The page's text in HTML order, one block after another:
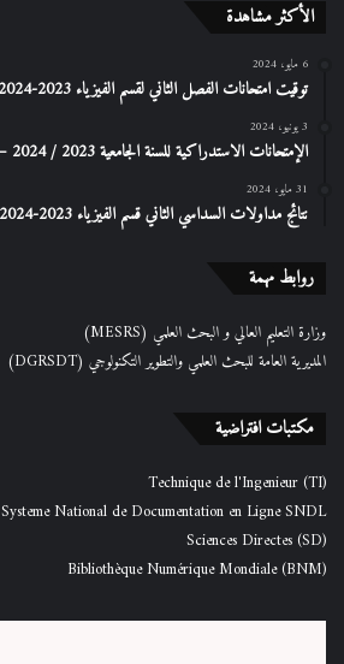
الأكثر مشاهدة
6 مايو، 2024
توقيت امتحانات الفصل الثاني لقسم الفيزياء 2023-2024
3 يونيو، 2024
الإمتحانات الاستدراكیة للسنة الجامعیة 2023 / 2024 – شعبة الكیمیـــــاء
31 مايو، 2024
نتائج مداولات السداسي الثاني قسم الفيزياء 2023-2024
روابط مهمة
وزارة التعليم العالي و البحث العلمي (MESRS)
المديرية العامة للبحث العلمي والتطوير التكنولوجي (DGRSDT)
مكتبات افتراضية
Technique de l'Ingenieur (TI)
Systeme National de Documentation en Ligne SNDL
Sciences Directes (SD)
Bibliothèque Numérique Mondiale (BNM)